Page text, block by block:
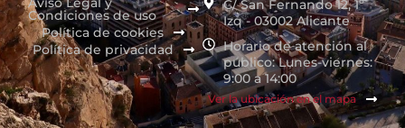
Condiciones de uso
Política de cookies
Política de privacidad
C/ San Fernando 12, 1º
Izq - 03002 Alicante
Horario de atención al
público: Lunes-viernes:
9:00 a 14:00
Ver la ubicación en el mapa